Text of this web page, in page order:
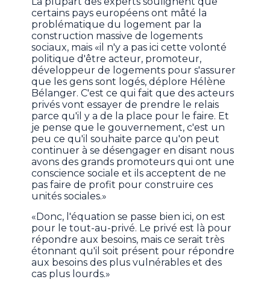
certains pays européens ont mâté la
problématique du logement par la
construction massive de logements
sociaux, mais «il n'y a pas ici cette volonté
politique d'être acteur, promoteur,
développeur de logements pour s'assurer
que les gens sont logés, déplore Hélène
Bélanger. C'est ce qui fait que des acteurs
privés vont essayer de prendre le relais
parce qu'il y a de la place pour le faire. Et
je pense que le gouvernement, c'est un
peu ce qu'il souhaite parce qu'on peut
continuer à se désengager en disant nous
avons des grands promoteurs qui ont une
conscience sociale et ils acceptent de ne
pas faire de profit pour construire ces
unités sociales.»
«Donc, l'équation se passe bien ici, on est
pour le tout-au-privé. Le privé est là pour
répondre aux besoins, mais ce serait très
étonnant qu'il soit présent pour répondre
aux besoins des plus vulnérables et des
cas plus lourds.»